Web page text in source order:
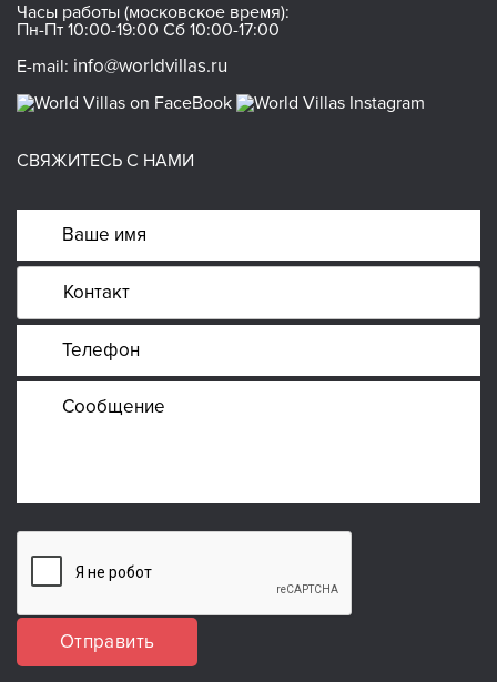
Часы работы (московское время):
Пн-Пт 10:00-19:00 Сб 10:00-17:00
E-mail: info@worldvillas.ru
СВЯЖИТЕСЬ С НАМИ
Отправить